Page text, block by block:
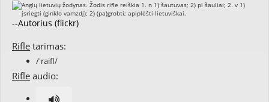
--Autorius (flickr)
Rifle tarimas:
/'raifl/
Rifle audio: